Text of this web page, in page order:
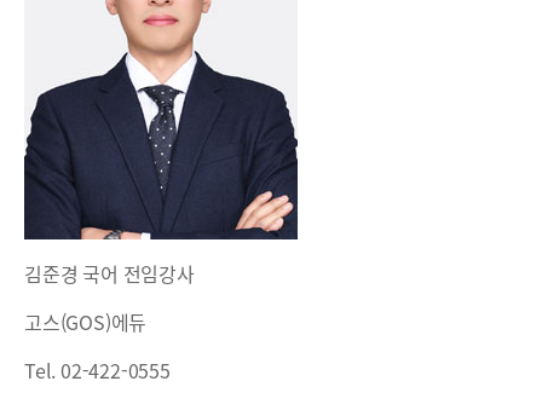
김준경 국어 전임강사
고스(GOS)에듀
Tel. 02-422-0555